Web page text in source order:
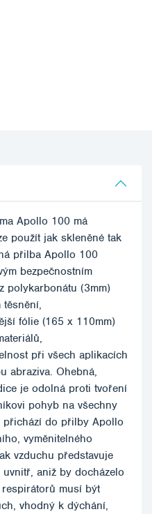
Apollo 100 má
použít jak skleněné tak
přilba Apollo 100
bezpečnostním
polykarbonátu (3mm)
těsnění,
fólie (165 x 110mm)
při všech aplikacích
abraziva. Ohebná,
je odolná proti tvoření
pohyb na všechny
přichází do přilby Apollo
vyměnitelného
vzduchu představuje
aniž by docházelo
musí být
vhodný k dýchání,